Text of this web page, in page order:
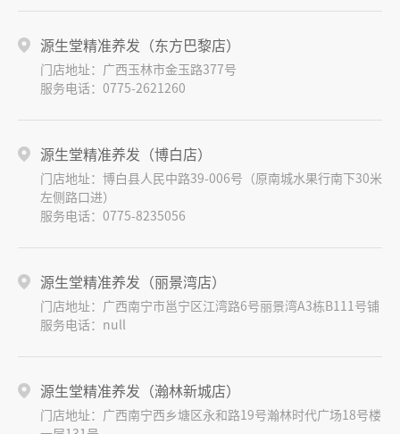
源生堂精准养发（东方巴黎店）
门店地址：广西玉林市金玉路377号
服务电话：0775-2621260
源生堂精准养发（博白店）
门店地址：博白县人民中路39-006号（原南城水果行南下30米
左侧路口进）
服务电话：0775-8235056
源生堂精准养发（丽景湾店）
门店地址：广西南宁市邕宁区江湾路6号丽景湾A3栋B111号铺
服务电话：null
源生堂精准养发（瀚林新城店）
门店地址：广西南宁西乡塘区永和路19号瀚林时代广场18号楼